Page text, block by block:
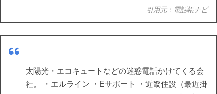
引用元：電話帳ナビ
太陽光・エコキュートなどの迷惑電話かけてくる会
社。 ・エルライン ・Eサポート ・近畿住設（最近掛